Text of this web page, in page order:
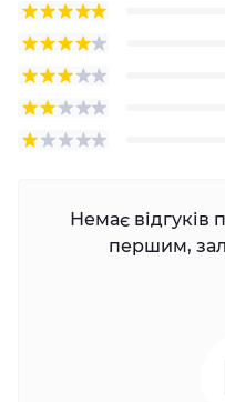
Немає відгуків
першим,